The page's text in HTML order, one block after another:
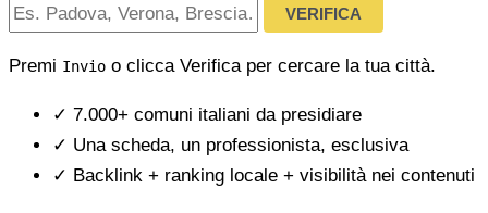
VERIFICA
Premi Invio o clicca Verifica per cercare la tua città.
✓ 7.000+ comuni italiani da presidiare
✓ Una scheda, un professionista, esclusiva
✓ Backlink + ranking locale + visibilità nei contenuti